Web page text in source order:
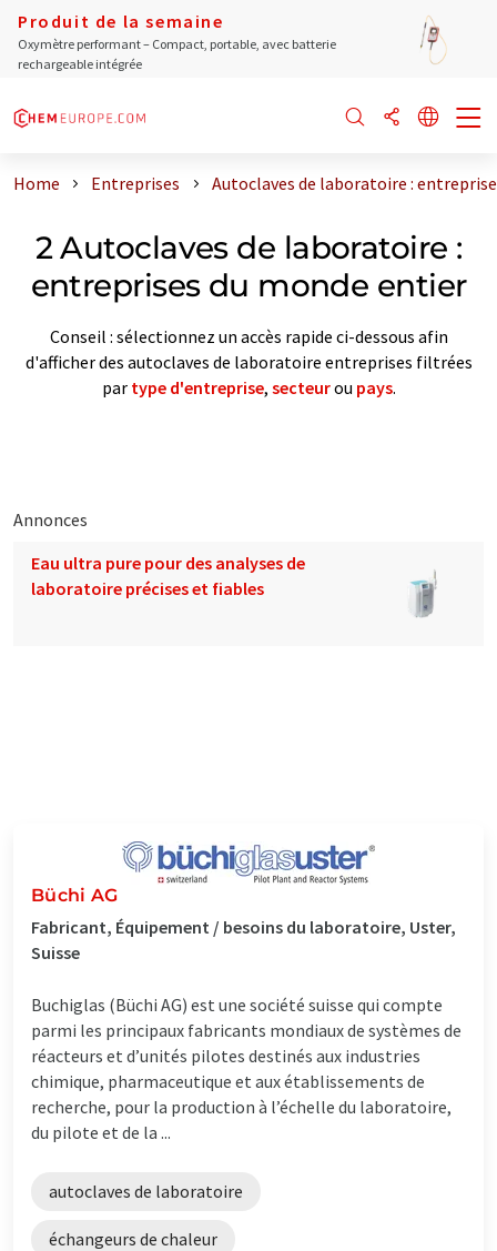
Produit de la semaine
Oxymètre performant – Compact, portable, avec batterie
rechargeable intégrée
Home Entreprises Autoclaves de laboratoire :
2 Autoclaves de laboratoire :
entreprises du monde entier
Conseil : sélectionnez un accès rapide ci-dessous afin
d'afficher des autoclaves de laboratoire entreprises filtrées
par type d'entreprise, secteurou pays.
Annonces
Eau ultra pure pour des analyses de
laboratoire précises et fiables
Büchi AG
Fabricant, Équipement / besoins du laboratoire, Uster,
Suisse
Buchiglas (Büchi AG) est une société suisse qui compte
parmi les principaux fabricants mondiaux de systèmes de
réacteurs et d’unités pilotes destinés aux industries
chimique, pharmaceutique et aux établissements de
recherche, pour la production à l’échelle du laboratoire,
du pilote et de la ...
autoclaves de laboratoire
échangeurs de chaleur